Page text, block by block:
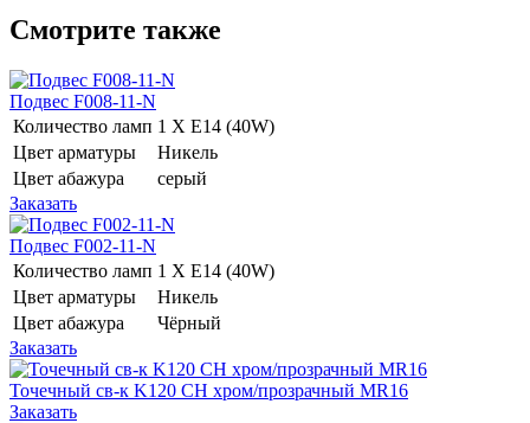
Смотрите также
Подвес F008-11-N
Количество ламп 1 Х E14 (40W)
Цвет арматуры
Никель
Цвет абажура
серый
Заказать
Подвес F002-11-N
Количество ламп 1 Х E14 (40W)
Цвет арматуры
Никель
Цвет абажура
Чёрный
Заказать
Точечный св-к K120 CH хром/прозрачный MR16
Заказать